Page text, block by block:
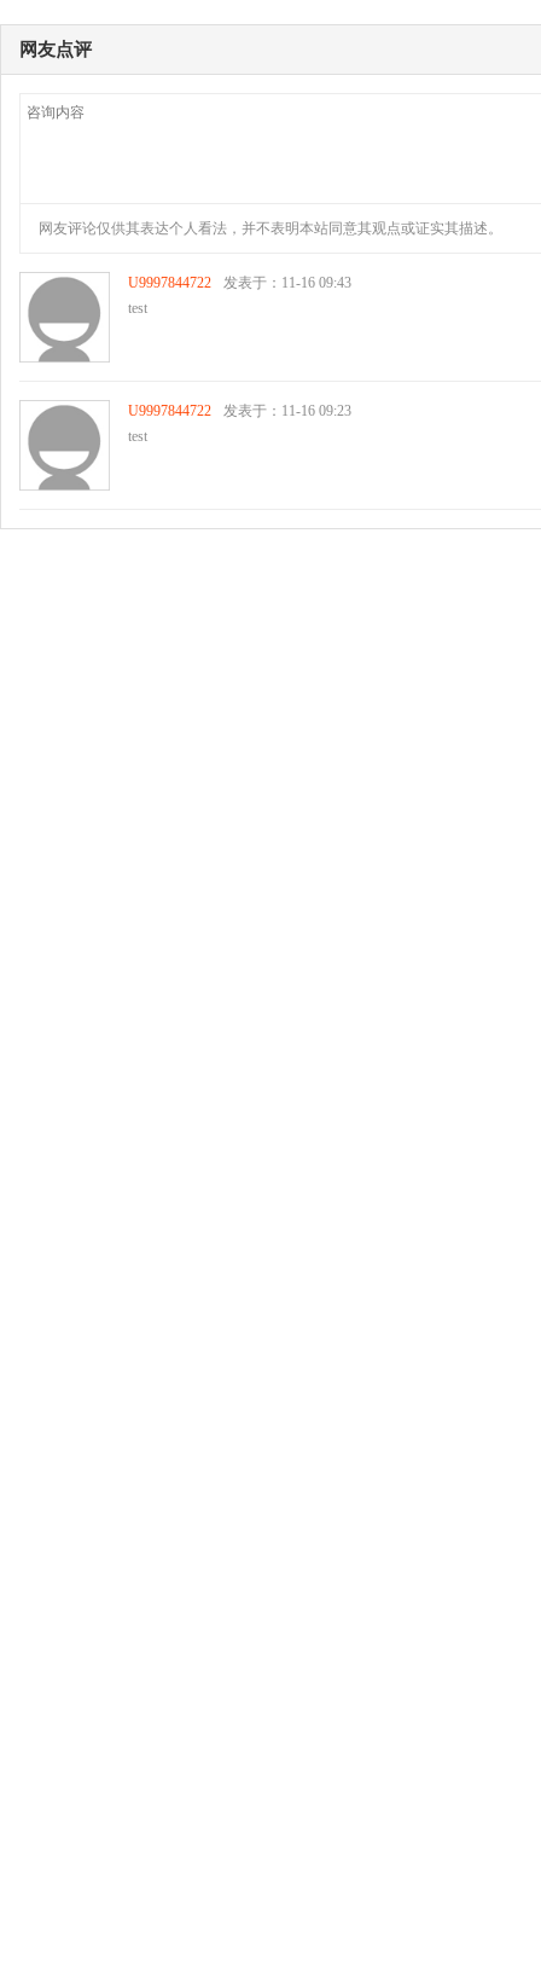
网友点评
网友评论仅供其表达个人看法，并不表明本站同意其观点或证实其描述。
U9997844722
发表于：11-16 09:43
test
U9997844722
发表于：11-16 09:23
test